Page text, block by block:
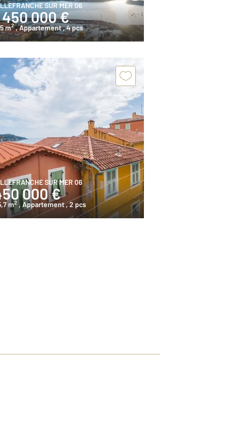
SUR MER 06
450 000 €
m2 , Appartement, 4 pcs
SUR MER 06
000 €
m2 , Appartement, 2 pcs